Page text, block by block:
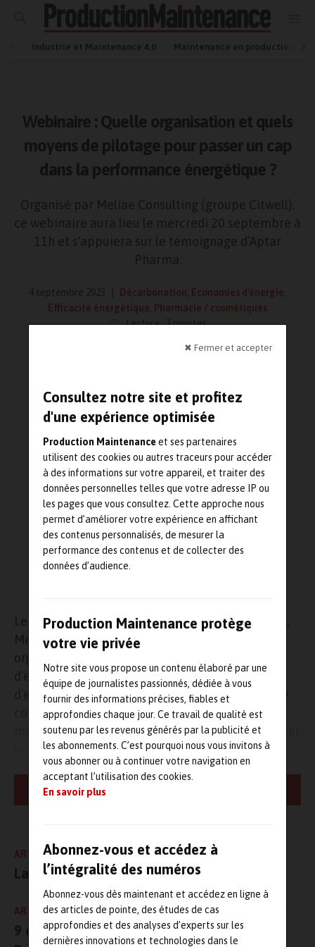
✖ Fermer et accepter
Consultez notre site et profitez
d'une expérience optimisée
Production Maintenanceet ses partenaires
utilisent des cookies ou autres traceurs pour accéder
à des informations sur votre appareil, et traiter des
données personnelles telles que votre adresse IP ou
les pages que vous consultez. Cette approche nous
permet d’améliorer votre expérience en affichant
des contenus personnalisés, de mesurer la
performance des contenus et de collecter des
données d’audience.
Production Maintenance protège
votre vie privée
Notre site vous propose un contenu élaboré par une
équipe de journalistes passionnés, dédiée à vous
fournir des informations précises, fiables et
approfondies chaque jour. Ce travail de qualité est
soutenu par les revenus générés par la publicité et
les abonnements. C’est pourquoi nous vous invitons à
vous abonner ou à continuer votre navigation en
acceptant l’utilisation des cookies.
En savoir plus
Abonnez-vous et accédez à
l’intégralité des numéros
Abonnez-vous dès maintenant et accédez en ligne à
des articles de pointe, des études de cas
approfondies et des analyses d’experts sur les
dernières innovations et technologies dans le
Industrie et Maintenance 4.0 Maintenance en production
Webinaire : Quelle organisation et quels
moyens de pilotage pour passer un cap
dans la performance énergétique ?
Organisé par Meliae Consulting (groupe Citwell),
ce webinaire aura lieu le mercredi 20 septembre à
11h et s'appuiera sur le témoignage d’Aptar
Pharma.
4 septembre 2023 Décarbonation Economies d'énergie
Efficacité énergétique
Pharmacie / cosmétiques
Lecture : 3 minutes
Le mercredi 20 septembre prochain à 11 heures,
Meliae Consulting (filiale du groupe
organisera un webinaire portant sur un retour
d’expérience d’Aptar Pharma sur sa démarche
efficacité énergétique. Plus précisément, cette
conférence traitera de l’organisation et les
moyens de pilotage à mettre en place pour passer
le cap dans la performance énergétique.
Ce webinaire vise à montrer en quoi la démarche de la transition
écologique et énergétique (TEE) est une réelle opportunité pour
niveau de l’organisation pour trouver des leviers de performance ?
Avons-nous les bons indicateurs de mesure permettant de mettre
en place des leviers d’actions pertinents ? Quelle est l’importance
du captage des mesures sur les process et sur les outils de
production ? Avec quels outils ? Comment le pilotage de la
performance énergétique s’inscrit-il au cœur de la stratégie de
l’entreprise ?
ARTICLE PRÉCÉDENT
La 3ᵉ édition du salon ALINA
ARTICLE SUIVANT
9 candidats extraordinaires pour l’Asset